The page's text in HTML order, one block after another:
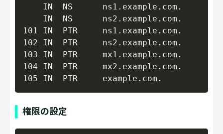
    IN  NS      ns1.example.com.
    IN  NS      ns2.example.com.
101 IN  PTR     ns1.example.com.
102 IN  PTR     ns2.example.com.
103 IN  PTR     mx1.example.com.
104 IN  PTR     mx2.example.com.
権限の設定